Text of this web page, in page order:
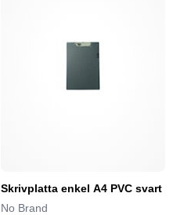
Skrivplatta enkel A4 PVC svart
No Brand